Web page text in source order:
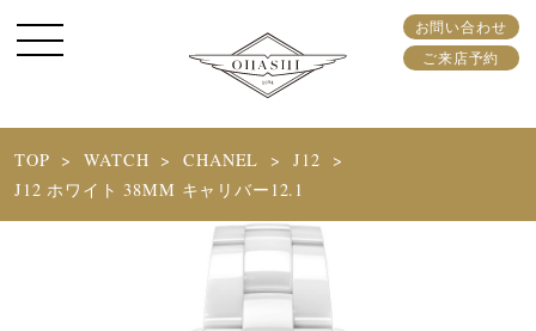
お問い合わせ
ご来店予約
TOP WATCH CHANEL
J12
J12 ホワイト 38MM キャリバー12.1